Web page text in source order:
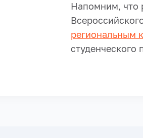
Напомним, что
региональным
студенческого